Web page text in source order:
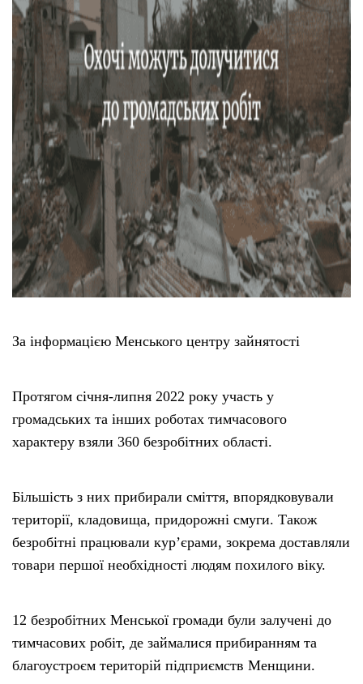
Тендери
Довідник
Контакти
Рекламні прайси
Підтримати «місцевих»
Редакційна політика
За інформацією Менського центру зайнятості
Протягом січня-липня 2022 року участь у
громадських та інших роботах тимчасового
характеру взяли 360 безробітних області.
Більшість з них прибирали сміття, впорядковували
території, кладовища, придорожні смуги. Також
безробітні працювали кур’єрами, зокрема доставляли
товари першої необхідності людям похилого віку.
12 безробітних Менської громади були залучені до
тимчасових робіт, де займалися прибиранням та
благоустроєм територій підприємств Менщини.